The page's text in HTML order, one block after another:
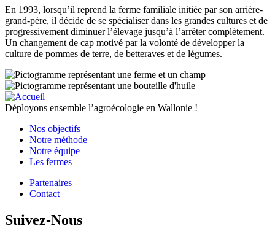
En 1993, lorsqu’il reprend la ferme familiale initiée par son arrière-
grand-père, il décide de se spécialiser dans les grandes cultures et de
progressivement diminuer l’élevage jusqu’à l’arrêter complètement.
Un changement de cap motivé par la volonté de développer la
culture de pommes de terre, de betteraves et de légumes.
Type
de
productions
Image
Image
Déployons ensemble l’agroécologie en Wallonie !
Pied
page
Site
Nos objectifs
Notre méthode
Notre équipe
Les fermes
Pied
de
Partenaires
Contact
Suivez-Nous